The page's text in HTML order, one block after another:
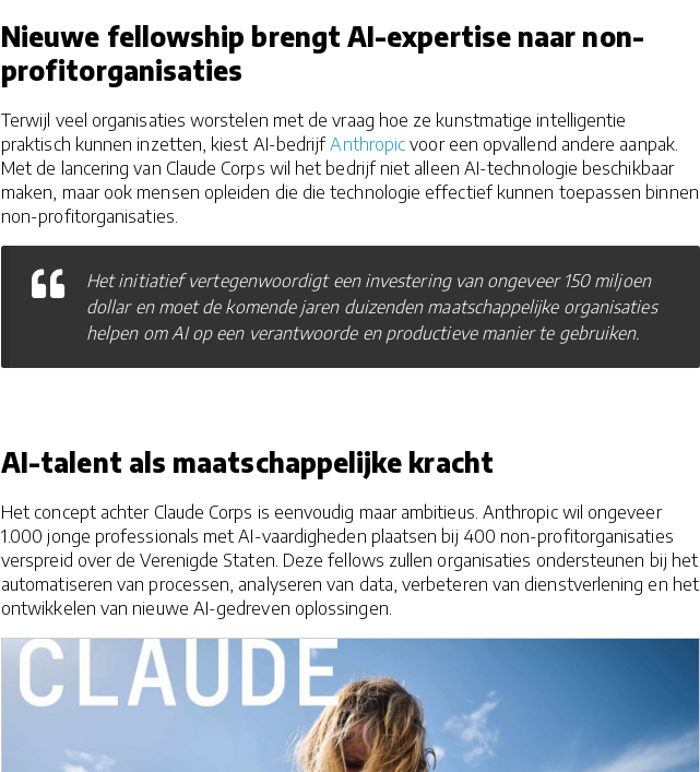
Nieuwe fellowship brengt AI-expertise naar non-
profitorganisaties
Terwijl veel organisaties worstelen met de vraag hoe ze kunstmatige intelligentie
praktisch kunnen inzetten, kiest AI-bedrijfAnthropic voor een opvallend andere aanpak.
Met de lancering van Claude Corps wil het bedrijf niet alleen AI-technologie beschikbaar
maken, maar ook mensen opleiden die die technologie effectief kunnen toepassen binnen
non-profitorganisaties.
Het initiatief vertegenwoordigt een investering van ongeveer 150 miljoen
dollar en moet de komende jaren duizenden maatschappelijke organisaties
helpen om AI op een verantwoorde en productieve manier te gebruiken.
AI-talent als maatschappelijke kracht
Het concept achter Claude Corps is eenvoudig maar ambitieus. Anthropic wil ongeveer
1.000 jonge professionals met AI-vaardigheden plaatsen bij 400 non-profitorganisaties
verspreid over de Verenigde Staten. Deze fellows zullen organisaties ondersteunen bij het
automatiseren van processen, analyseren van data, verbeteren van dienstverlening en het
ontwikkelen van nieuwe AI-gedreven oplossingen.